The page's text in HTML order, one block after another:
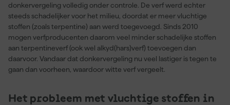
donkervergeling volledig onder controle. De verf werd echter
steeds schadelijker voor het milieu, doordat er meer vluchtige
stoffen (zoals terpentine) aan werd toegevoegd. Sinds 2010
mogen verfproducenten daarom veel minder schadelijke stoffen
aan terpentineverf (ook wel alkyd(hars)verf) toevoegen dan
daarvoor. Vandaar dat donkervergeling nu veel lastiger is tegen te
gaan dan voorheen, waardoor witte verf vergeelt.
Het probleem met vluchtige stoffen in